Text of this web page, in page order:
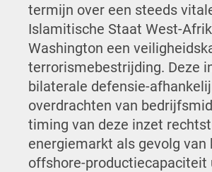
termijn over een steeds
Islamitische Staat West-
Washington een
terrorismebestrijding. Deze
bilaterale defensie-
overdrachten van
timing van deze inzet
energiemarkt als gevolg
offshore-